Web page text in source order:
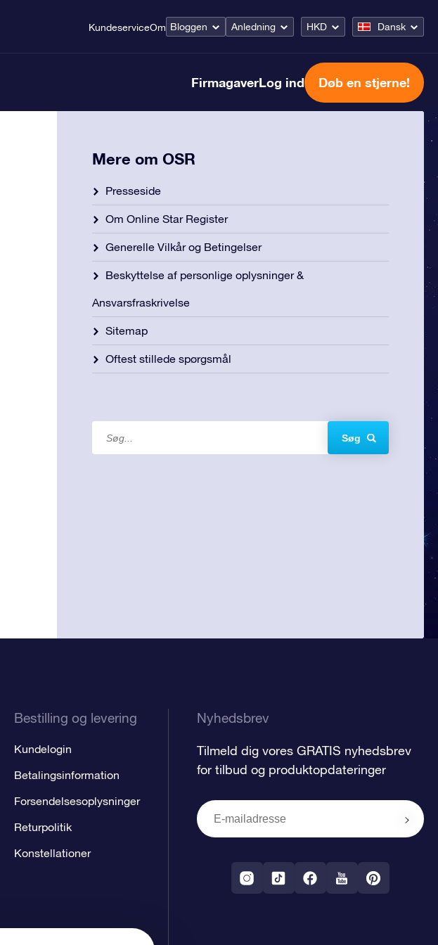
KundeserviceOm Bloggen Anledning HKD Dansk
FirmagaverLog ind Døb en stjerne!
Mere om OSR
Presseside
Om Online Star Register
Generelle Vilkår og Betingelser
Beskyttelse af personlige oplysninger &
Ansvarsfraskrivelse
Sitemap
Oftest stillede spørgsmål
Søg
Bestilling og levering
Kundelogin
Betalingsinformation
Forsendelsesoplysninger
Returpolitik
Konstellationer
Nyhedsbrev
Tilmeld dig vores GRATIS nyhedsbrev
for tilbud og produktopdateringer